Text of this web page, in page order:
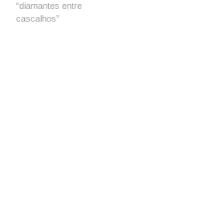
“diamantes entre
cascalhos”